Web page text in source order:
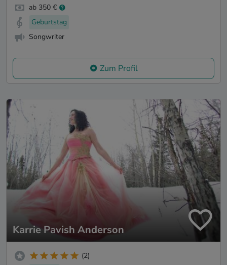
ab 350 €
Geburtstag
Songwriter
Zum Profil
Karrie Pavish Anderson
(2)